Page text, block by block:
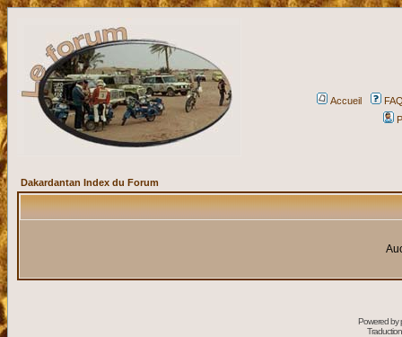
Accueil
Dakardantan Index du Forum
Powered by